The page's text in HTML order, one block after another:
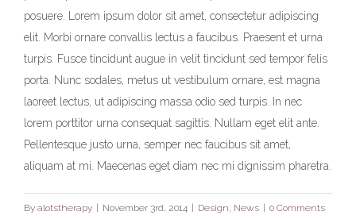
posuere. Lorem ipsum dolor sit amet, consectetur adipiscing
elit. Morbi ornare convallis lectus a faucibus. Praesent et urna
turpis. Fusce tincidunt augue in velit tincidunt sed tempor felis
porta. Nunc sodales, metus ut vestibulum ornare, est magna
laoreet lectus, ut adipiscing massa odio sed turpis. In nec
lorem porttitor urna consequat sagittis. Nullam eget elit ante.
Pellentesque justo urna, semper nec faucibus sit amet,
aliquam at mi. Maecenas eget diam nec mi dignissim pharetra.
By alotstherapy November 3rd, 2014 Design, News 0 Comments